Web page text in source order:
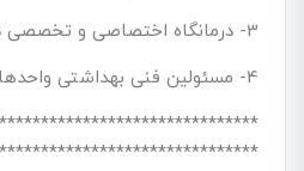
3- درمانگاه اختصاصی و تخصصی دام بزرگ
4- مسئولین فنی بهداشتی واحدهای دامداری